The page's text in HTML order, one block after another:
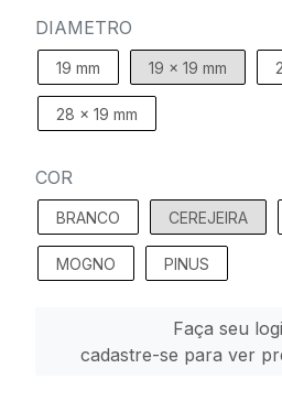
DIAMETRO
19 mm 19 x 19 mm
28 x 19 mm
COR
BRANCO CEREJEIRA
MOGNO PINUS
Faça seu
cadastre-se para ver